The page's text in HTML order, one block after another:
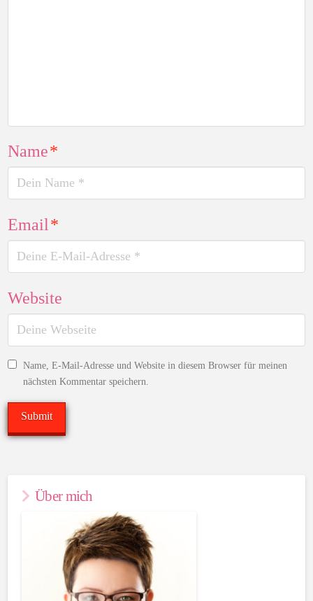
Name*
Email*
Website
Name, E-Mail-Adresse und Website in diesem Browser für meinen
nächsten Kommentar speichern.
Über mich